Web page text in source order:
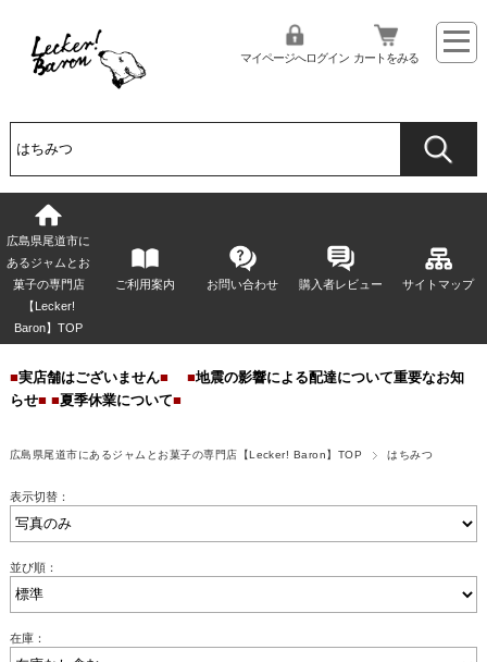
マイページへログイン カートをみる
広島県尾道市に
あるジャムとお
菓子の専門店
【Lecker!
Baron】TOP
ご利用案内 お問い合わせ 購入者レビュー サイトマップ
■実店舗はございません■ ■地震の影響による配達について重要なお知
らせ■ ■夏季休業について■
広島県尾道市にあるジャムとお菓子の専門店【Lecker! Baron】TOP はちみつ
表示切替：
並び順：
在庫：